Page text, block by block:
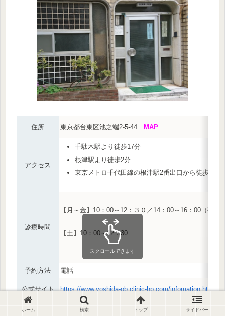
住所 東京都台東区池之端2-5-44 MAP
アクセス
千駄木駅より徒歩17分
根津駅より徒歩2分
東京メトロ千代田線の根津駅2番出口から徒歩3分
診療時間
【月～金】10：00～12：３０／14：00～16：00（要予
【土】10：00～12：30
予約方法 電話
公式サイト https://www.yoshida-ob.clinic-hp.com/infomation.html
女性ドクター 火曜日担当
スクロールできます
ホーム 検索 トップ サイドバー